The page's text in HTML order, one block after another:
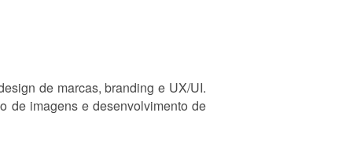
de marcas, branding e UX/UI.
de imagens e desenvolvimento de